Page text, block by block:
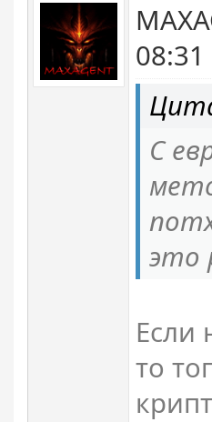
С
это
Если
то